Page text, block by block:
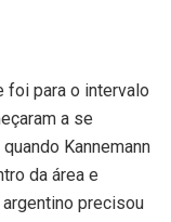
foi para o intervalo
a se
Kannemann
da área e
precisou